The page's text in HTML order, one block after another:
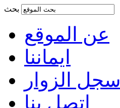
عن الموقع
ايماننا
سجل الزوار
اتصل بنا